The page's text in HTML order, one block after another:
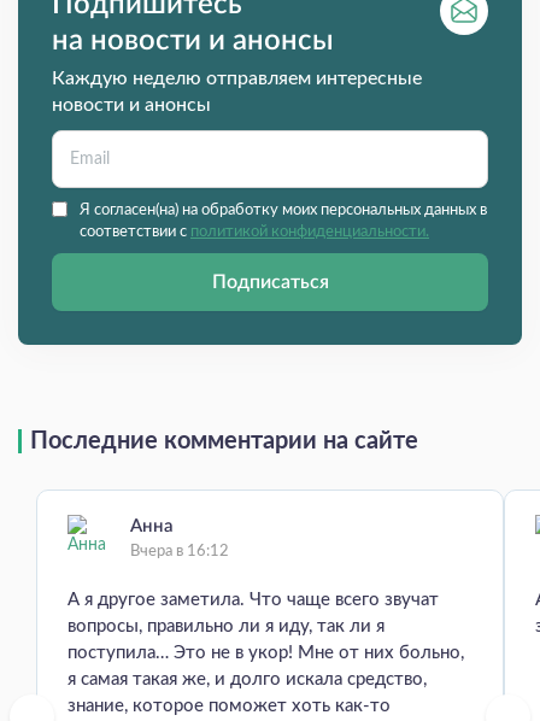
на новости и анонсы
Каждую неделю отправляем интересные
новости и анонсы
Я согласен(на) на обработку моих персональных данных в
соответствии с политикой конфиденциальности.
Подписаться
Последние комментарии на сайте
Анна
Вчера в 16:12
А я другое заметила. Что чаще всего звучат
вопросы, правильно ли я иду, так ли я
поступила… Это не в укор! Мне от них больно,
я самая такая же, и долго искала средство,
знание, которое поможет хоть как-то